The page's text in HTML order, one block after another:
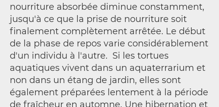
nourriture absorbée diminue constamment,
jusqu'à ce que la prise de nourriture soit
finalement complètement arrêtée. Le début
de la phase de repos varie considérablement
d'un individu à l'autre. Si les tortues
aquatiques vivent dans un aquaterrarium et
non dans un étang de jardin, elles sont
également préparées lentement à la période
de fraîcheur en automne. Une hibernation et